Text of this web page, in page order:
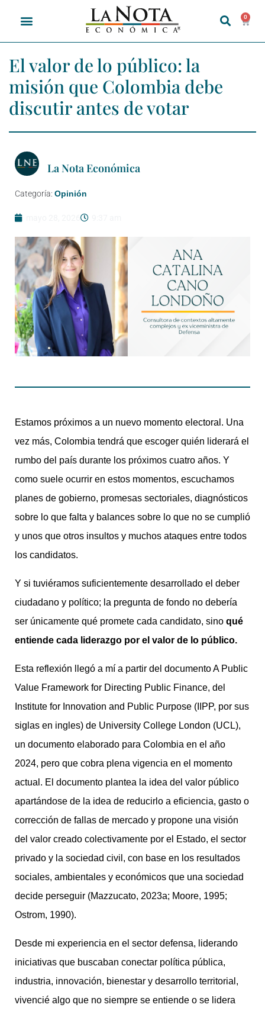
0
El valor de lo público: la
misión que Colombia debe
discutir antes de votar
La Nota Económica
Categoría: Opinión
Estamos próximos a un nuevo momento electoral. Una
vez más, Colombia tendrá que escoger quién liderará el
rumbo del país durante los próximos cuatro años. Y
como suele ocurrir en estos momentos, escuchamos
planes de gobierno, promesas sectoriales, diagnósticos
sobre lo que falta y balances sobre lo que no se cumplió
y unos que otros insultos y muchos ataques entre todos
los candidatos.
Y si tuviéramos suficientemente desarrollado el deber
ciudadano y político; la pregunta de fondo no debería
ser únicamente qué promete cada candidato, sino qué
entiende cada liderazgo por el valor de lo público.
Esta reflexión llegó a mí a partir del documento A Public
Value Framework for Directing Public Finance, del
Institute for Innovation and Public Purpose (IIPP, por sus
siglas en ingles) de University College London (UCL),
un documento elaborado para Colombia en el año
2024, pero que cobra plena vigencia en el momento
actual. El documento plantea la idea del valor público
apartándose de la idea de reducirlo a eficiencia, gasto o
corrección de fallas de mercado y propone una visión
del valor creado colectivamente por el Estado, el sector
privado y la sociedad civil, con base en los resultados
sociales, ambientales y económicos que una sociedad
decide perseguir (Mazzucato, 2023a; Moore, 1995;
Ostrom, 1990).
Desde mi experiencia en el sector defensa, liderando
iniciativas que buscaban conectar política pública,
industria, innovación, bienestar y desarrollo territorial,
vivencié algo que no siempre se entiende o se lidera